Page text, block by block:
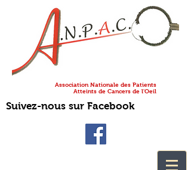
Association Nationale des Patients
Atteints de Cancers de l'Oeil
Suivez-nous sur Facebook